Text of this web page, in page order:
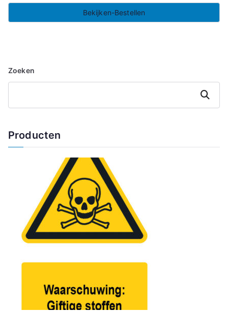
Bekijken-Bestellen
Zoeken
Zoeken
Producten